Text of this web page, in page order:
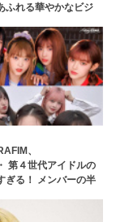
ふれる華やかなビジ
、
第４世代アイドルの
ぎる！ メンバーの半
する結果にビックリ